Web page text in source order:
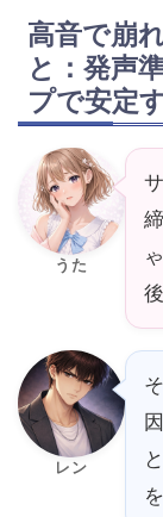
高音で崩
と：発声
プで安定
うた
レン